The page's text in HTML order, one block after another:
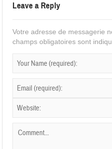
Leave a Reply
Votre adresse de messagerie
champs obligatoires sont